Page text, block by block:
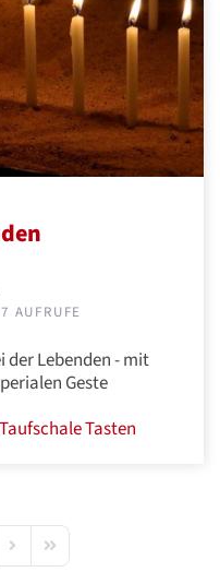
AUFRUFE
der Lebenden - mit
Geste
TaufschaleTasten
Next PageLast Page